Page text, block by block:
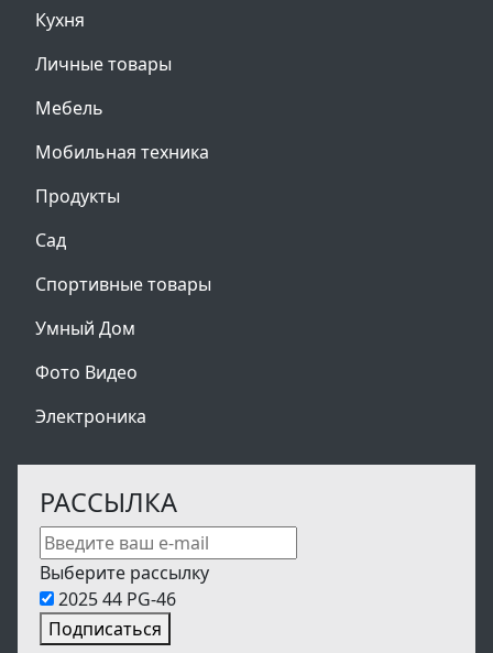
Кухня
Личные товары
Мебель
Мобильная техника
Продукты
Сад
Спортивные товары
Умный Дом
Фото Видео
Электроника
РАССЫЛКА
Выберите рассылку
2025 44 PG-46
Подписаться